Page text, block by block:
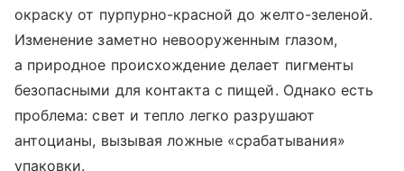
окраску от пурпурно-красной до желто-зеленой.
Изменение заметно невооруженным глазом,
а природное происхождение делает пигменты
безопасными для контакта с пищей. Однако есть
проблема: свет и тепло легко разрушают
антоцианы, вызывая ложные «срабатывания»
упаковки.